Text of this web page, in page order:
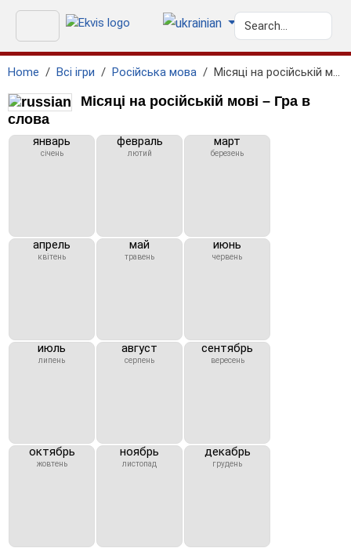
Home Всі ігри Російська мова Місяці на російській мові
Місяці на російській мові – Гра в
слова
январь
січень
февраль
лютий
март
березень
апрель
квітень
май
травень
июнь
червень
июль
липень
август
серпень
сентябрь
вересень
октябрь
жовтень
ноябрь
листопад
декабрь
грудень